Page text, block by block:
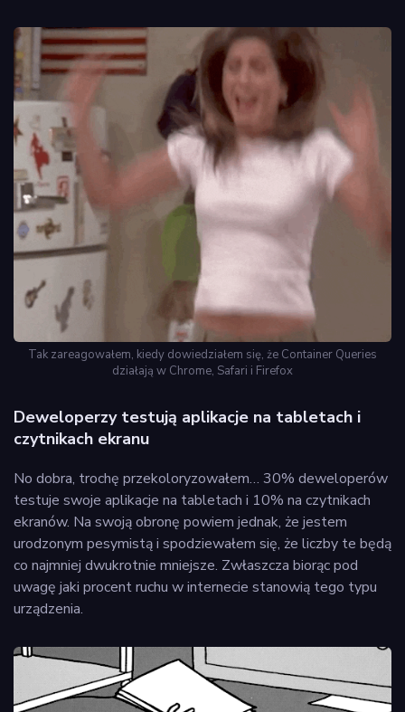
Tak zareagowałem, kiedy dowiedziałem się, że Container Queries
działają w Chrome, Safari i Firefox
Deweloperzy testują aplikacje na tabletach i
czytnikach ekranu
No dobra, trochę przekoloryzowałem… 30% deweloperów
testuje swoje aplikacje na tabletach i 10% na czytnikach
ekranów. Na swoją obronę powiem jednak, że jestem
urodzonym pesymistą i spodziewałem się, że liczby te będą
co najmniej dwukrotnie mniejsze. Zwłaszcza biorąc pod
uwagę jaki procent ruchu w internecie stanowią tego typu
urządzenia.